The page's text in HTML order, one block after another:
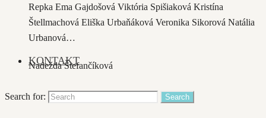
KONTAKT
Repka Ema Gajdošová Viktória Spišiaková Kristína
Štellmachová Eliška Urbaňáková Veronika Sikorová Natália
Urbanová…
Nadežda Štefančíková
Search for: